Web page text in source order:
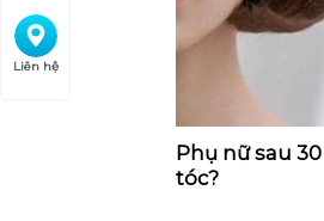
Phụ nữ sau
tóc?
Liên hệ